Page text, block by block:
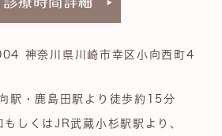
神奈川県川崎市幸区小向西町4
駅・鹿島田駅より徒歩約15分
もしくはJR武蔵小杉駅駅より、